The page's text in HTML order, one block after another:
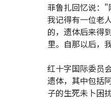
菲鲁扎回忆说："
我记得有一位老
的，遗体后来得
里。自那以后，
红十字国际委员
遗体，其中包括
子的生死未卜困